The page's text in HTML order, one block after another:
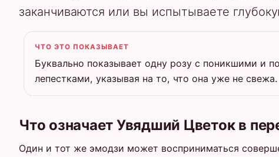
заканчиваются или вы испытываете
ЧТО ЭТО ПОКАЗЫВАЕТ
Буквально показывает одну розу с поникшими и
лепестками, указывая на то, что она уже не свежа.
Что означает Увядший Цветок в
Один и тот же эмодзи может восприниматься